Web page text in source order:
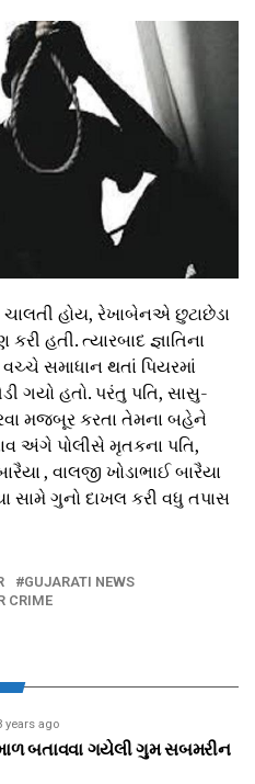
હોય, રેખાબેનએ છુટાછેડા
હતી. ત્યારબાદ જ્ઞાતિના
વચ્ચે સમાધાન થતાં પિયરમાં
ગયો હતો. પરંતુ પતિ, સાસુ-
મજબૂર કરતા તેમના બહેને
અંગે પોલીસે મૃતકના પતિ,
, વાલજી ખોડાભાઈ બારૈયા
ગુનો દાખલ કરી વધુ તપાસ
GUJARATI NEWS
CRIME
years ago
બતાવવા ગયેલી ગુમ સબમરીન